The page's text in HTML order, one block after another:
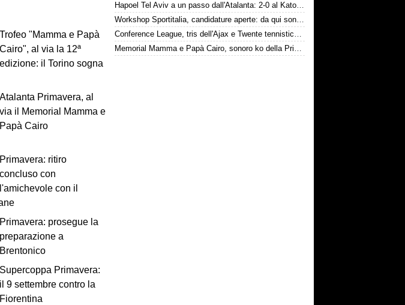
Trofeo "Mamma e Papà
Cairo", al via la 12ª
edizione: il Torino sogna
Atalanta Primavera, al
via il Memorial Mamma e
Papà Cairo
Primavera: ritiro
concluso con
l'amichevole con il
Primavera: prosegue la
preparazione a
Brentonico
Supercoppa Primavera:
il 9 settembre contro la
Fiorentina
Hapoel Tel Aviv a un passo dall'Atalanta: 2-0 al Katowice
Workshop Sportitalia, candidature aperte: da qui sono passate firme di Serie A
Conference League, tris dell'Ajax e Twente tennistico con gol di Pjaca
Memorial Mamma e Papà Cairo, sonoro ko della Primavera contro il Toro